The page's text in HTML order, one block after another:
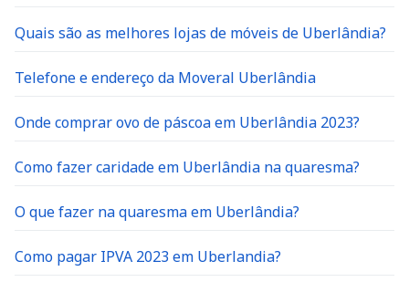
Quais são as melhores lojas de móveis de Uberlândia?
Telefone e endereço da Moveral Uberlândia
Onde comprar ovo de páscoa em Uberlândia 2023?
Como fazer caridade em Uberlândia na quaresma?
O que fazer na quaresma em Uberlândia?
Como pagar IPVA 2023 em Uberlandia?